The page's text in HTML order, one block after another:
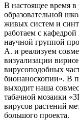
В настоящее время
образовательной
живых систем и
работаем с кафедрой
научной группой
А. и реализуем
визуализации
вирусоподобных
бионаноскопии». В
выходит наша
табачной мозаики
вирусов растений
большого проекта.